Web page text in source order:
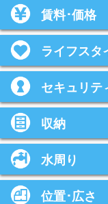
賃料･価格
ライフスタ
セキュリテ
収納
水周り
位置･広さ